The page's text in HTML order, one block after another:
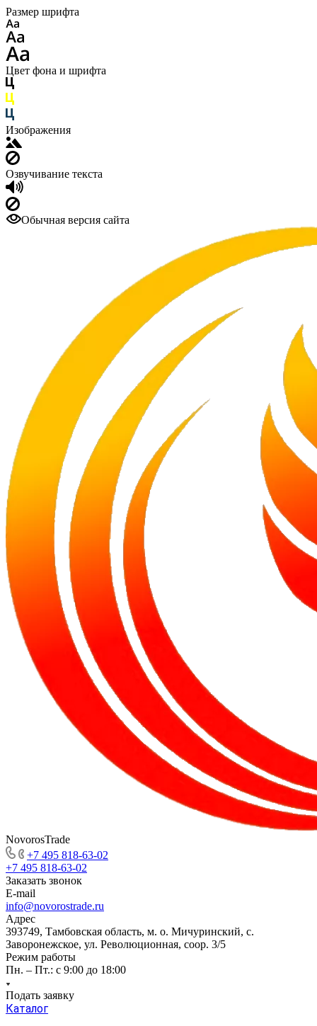
Размер шрифта
Цвет фона и шрифта
Изображения
Озвучивание текста
Обычная версия сайта
NovorosTrade
+7 495 818-63-02
+7 495 818-63-02
Заказать звонок
E-mail
info@novorostrade.ru
Адрес
393749, Тамбовская область, м. о. Мичуринский, с.
Заворонежское, ул. Революционная, соор. 3/5
Режим работы
Пн. – Пт.: с 9:00 до 18:00
Подать заявку
Каталог